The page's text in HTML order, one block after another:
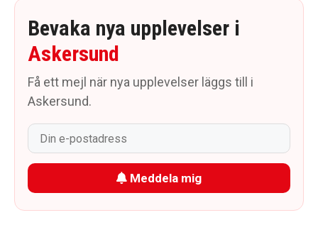
Bevaka nya upplevelser i
Askersund
Få ett mejl när nya upplevelser läggs till i
Askersund.
Meddela mig